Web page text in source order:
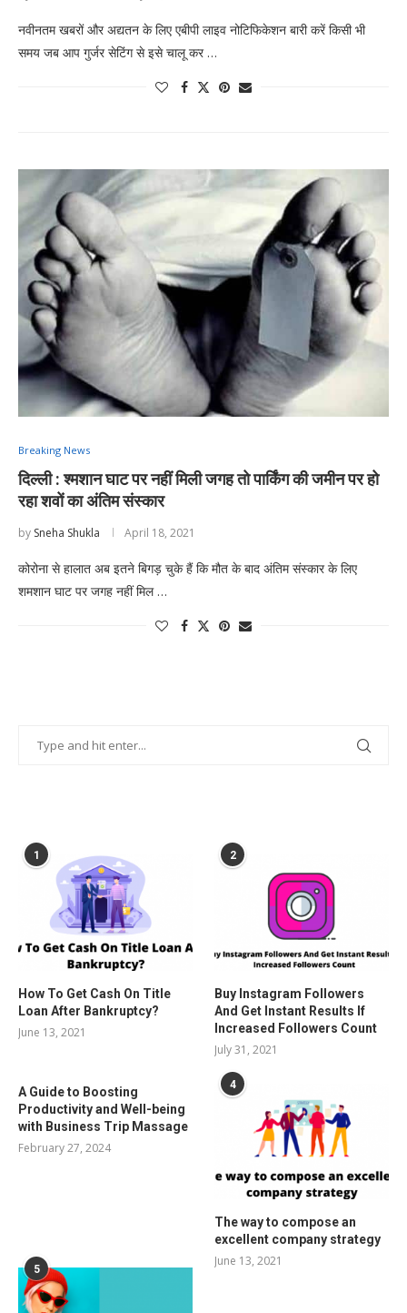
नवीनतम खबरों और अद्यतन के लिए एबीपी लाइव नोटिफिकेशन बारी करें किसी भी
समय जब आप गुर्जर सेटिंग से इसे चालू कर …
Breaking News
दिल्ली : श्मशान घाट पर नहीं मिली जगह तो पार्किंग की जमीन पर हो
रहा शवों का अंतिम संस्कार
by Sneha Shukla April 18, 2021
कोरोना से हालात अब इतने बिगड़ चुके हैं कि मौत के बाद अंतिम संस्कार के लिए
शमशान घाट पर जगह नहीं मिल …
1
How To Get Cash On Title
Loan After Bankruptcy?
June 13, 2021
2
Buy Instagram Followers
And Get Instant Results If
Increased Followers Count
July 31, 2021
A Guide to Boosting
Productivity and Well-being
with Business Trip Massage
February 27, 2024
4
The way to compose an
excellent company strategy
June 13, 2021
5